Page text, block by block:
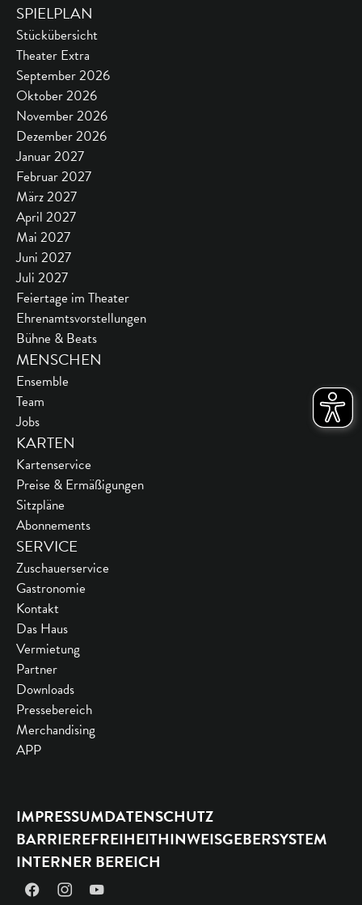
SPIELPLAN
Stückübersicht
Theater Extra
September 2026
Oktober 2026
November 2026
Dezember 2026
Januar 2027
Februar 2027
März 2027
April 2027
Mai 2027
Juni 2027
Juli 2027
Feiertage im Theater
Ehrenamtsvorstellungen
Bühne & Beats
MENSCHEN
Ensemble
Team
Jobs
KARTEN
Kartenservice
Preise & Ermäßigungen
Sitzpläne
Abonnements
SERVICE
Zuschauerservice
Gastronomie
Kontakt
Das Haus
Vermietung
Partner
Downloads
Pressebereich
Merchandising
APP
IMPRESSUMDATENSCHUTZ
BARRIEREFREIHEITHINWEISGEBERSYSTEM
INTERNER BEREICH
FacebookInstagramYouTube